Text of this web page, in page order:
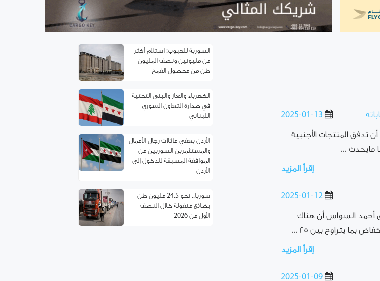
2025-01-13
تدفق المنتجات الأجنبية
مايحدث ...
إقرأ المزيد
2025-01-12
أحمد السواس أن هناك
بما يتراوح بين ٢٥ ...
إقرأ المزيد
2025-01-09
سوريا.. خدمة تأسيس
الشركات إلكترونياً
السورية للحبوب: استلام أكثر
من مليونين ونصف المليون
طن من ‌‏محصول القمح ‏
الكهرباء والغاز والبنى التحتية
في صدارة التعاون السوري
اللبناني
الأردن يعفي عائلات رجال الأعمال
والمستثمرين السوريين من
الموافقة المسبقة للدخول إلى
الأردن
سوريا.. نحو 24.5 مليون طن
بضائع منقولة خلال النصف
الأول من 2026